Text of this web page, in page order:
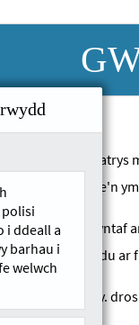
yw y gallwn
enwedig lle mae'n
Remtek yn gyntaf
angen gweithredu ar
dull cyswllt h.y.
i ddeall a
barhau i
welwch